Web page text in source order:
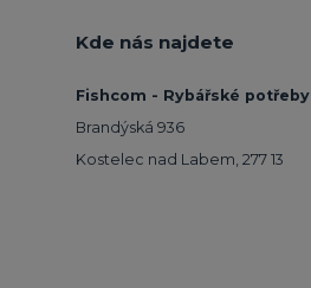
Kde nás najdete
Fishcom - Rybářské potřeby
Brandýská 936
Kostelec nad Labem, 277 13